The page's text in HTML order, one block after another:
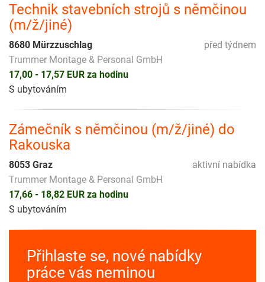
Technik stavebních strojů s němčinou
(m/ž/jiné)
před týdnem
8680 Mürzzuschlag
Trummer Montage & Personal GmbH
17,00 - 17,57 EUR za hodinu
S ubytováním
Zámečník s němčinou (m/ž/jiné) do
Rakouska
aktivní nabídka
8053 Graz
Trummer Montage & Personal GmbH
17,66 - 18,82 EUR za hodinu
S ubytováním
Přihlaste se, nové nabídky
práce vás neminou